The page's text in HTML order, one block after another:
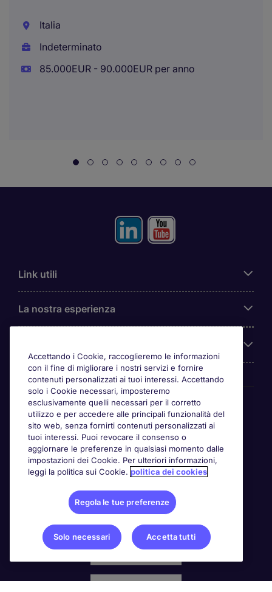
Italia
Indeterminato
85.000EUR - 90.000EUR per anno
Link utili
La nostra esperienza
Awards
Accettando i Cookie, raccoglieremo le informazioni
con il fine di migliorare i nostri servizi e fornire
contenuti personalizzati ai tuoi interessi. Accettando
solo i Cookie necessari, imposteremo
esclusivamente quelli necessari per il corretto
utilizzo e per accedere alle principali funzionalità del
sito web, senza fornirti contenuti personalizzati ai
tuoi interessi. Puoi revocare il consenso o
aggiornare le preferenze in qualsiasi momento dalle
impostazioni dei Cookie. Per ulteriori informazioni,
leggi la politica sui Cookie. politica dei cookies
Regola le tue preferenze
Solo necessari Accetta tutti